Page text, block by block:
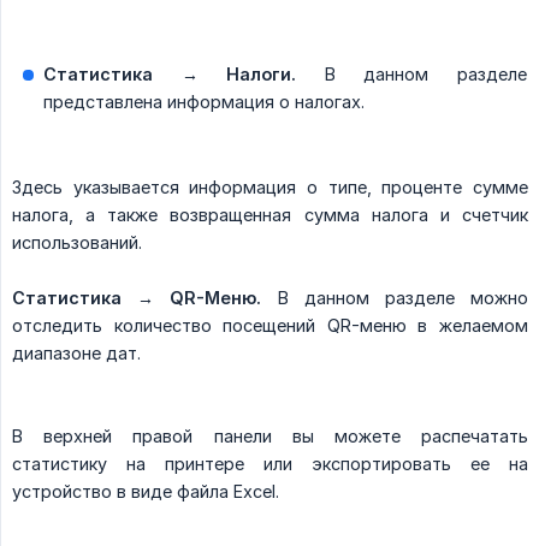
Статистика → Налоги. В данном разделе
представлена информация о налогах.
Здесь указывается информация о типе, проценте сумме
налога, а также возвращенная сумма налога и счетчик
использований.
Статистика → QR-Меню. В данном разделе можно
отследить количество посещений QR-меню в желаемом
диапазоне дат.
В верхней правой панели вы можете распечатать
статистику на принтере или экспортировать ее на
устройство в виде файла Excel.